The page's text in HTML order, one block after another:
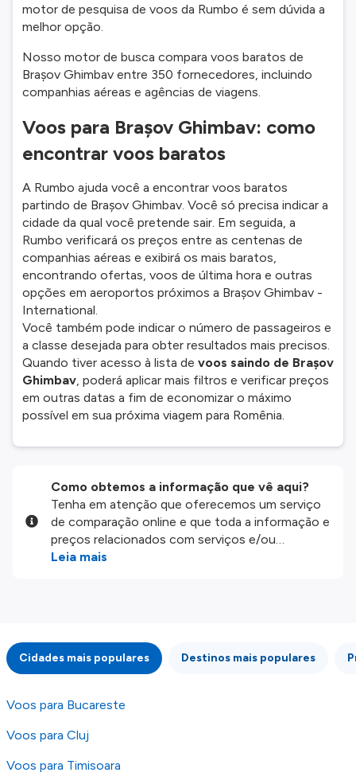
motor de pesquisa de voos da Rumbo é sem dúvida a
melhor opção.
Nosso motor de busca compara voos baratos de
Brașov Ghimbav entre 350 fornecedores, incluindo
companhias aéreas e agências de viagens.
Voos para Brașov Ghimbav: como
encontrar voos baratos
A Rumbo ajuda você a encontrar voos baratos
partindo de Brașov Ghimbav. Você só precisa indicar a
cidade da qual você pretende sair. Em seguida, a
Rumbo verificará os preços entre as centenas de
companhias aéreas e exibirá os mais baratos,
encontrando ofertas, voos de última hora e outras
opções em aeroportos próximos a Brașov Ghimbav -
International.
Você também pode indicar o número de passageiros e
a classe desejada para obter resultados mais precisos.
Quando tiver acesso à lista de voos saindo de Brașov
Ghimbav, poderá aplicar mais filtros e verificar preços
em outras datas a fim de economizar o máximo
possível em sua próxima viagem para Romênia.
Como obtemos a informação que vê aqui?
Tenha em atenção que oferecemos um serviço
de comparação online e que toda a informação e
preços relacionados com serviços e/ou
produtos disponíveis no nosso website são
integridade ou pela precisão da informação
publicada, por isso verifique com atenção todas
as condições no website do parceiro antes de
fazer uma reserva. Para mais detalhes verifique
os nossos Termos e Condições
Leia mais
Cidades mais populares Destinos mais populares
Voos para Bucareste
Voos para Cluj
Voos para Timisoara